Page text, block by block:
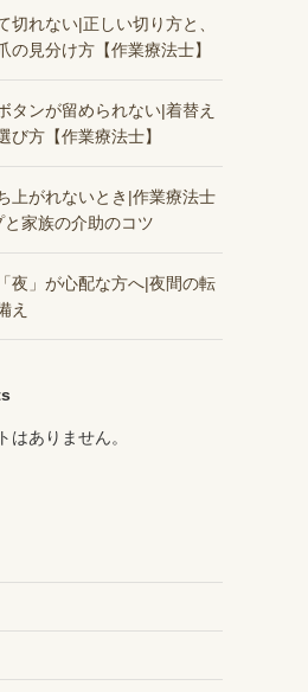
切れない|正しい切り方と、
の見分け方【作業療法士】
タンが留められない|着替え
び方【作業療法士】
上がれないとき|作業療法士
家族の介助のコツ
夜」が心配な方へ|夜間の転
え
はありません。